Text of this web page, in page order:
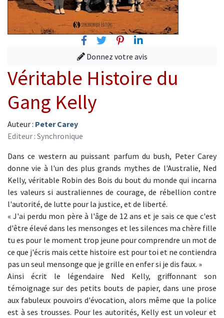
FacebookTwitterPinterest
Linkedin
Donnez votre avis
Véritable Histoire du
Gang Kelly
Auteur : Peter Carey
Editeur : Synchronique
Dans ce western au puissant parfum du bush, Peter Carey
donne vie à l'un des plus grands mythes de l'Australie, Ned
Kelly, véritable Robin des Bois du bout du monde qui incarna
les valeurs si australiennes de courage, de rébellion contre
l'autorité, de lutte pour la justice, et de liberté.
« J'ai perdu mon père à l'âge de 12 ans et je sais ce que c'est
d'être élevé dans les mensonges et les silences ma chère fille
tu es pour le moment trop jeune pour comprendre un mot de
ce que j'écris mais cette histoire est pour toi et ne contiendra
pas un seul mensonge que je grille en enfer si je dis faux. »
Ainsi écrit le légendaire Ned Kelly, griffonnant son
témoignage sur des petits bouts de papier, dans une prose
aux fabuleux pouvoirs d'évocation, alors même que la police
est à ses trousses. Pour les autorités, Kelly est un voleur et